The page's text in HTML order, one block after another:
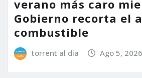
verano más caro
Gobierno recorta el
combustible
torrent al dia Ago 5, 2026